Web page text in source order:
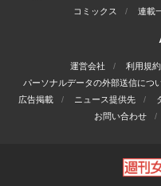
コミックス
連載
運営会社 利用規約
パーソナルデータの外部送信につ
広告掲載
ニュース提供先
お問い合わせ